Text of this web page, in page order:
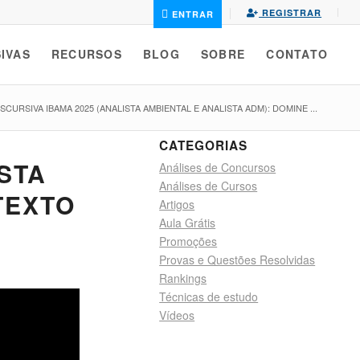
ENTRAR REGISTRAR
RECURSOS BLOG SOBRE CONTATO
IBAMA 2025 (ANALISTA AMBIENTAL E ANALISTA ADM): DOMINE ...
CATEGORIAS
Análises de Concursos
Análises de Cursos
Artigos
Aula Grátis
Promoções
Provas e Questões Resolvidas
Rankings
Técnicas de estudo
Vídeos